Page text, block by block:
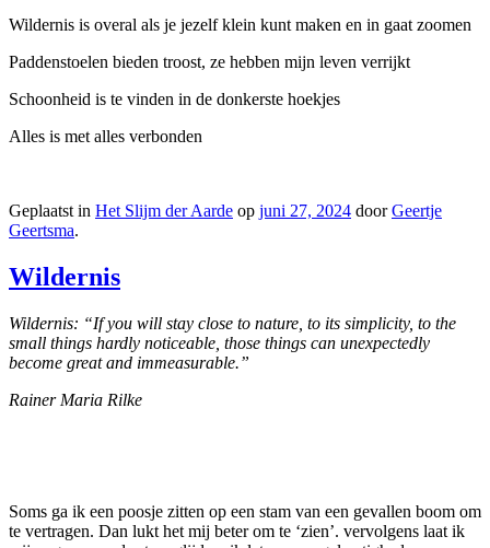
Wildernis is overal als je jezelf klein kunt maken en in gaat zoomen
Paddenstoelen bieden troost, ze hebben mijn leven verrijkt
Schoonheid is te vinden in de donkerste hoekjes
Alles is met alles verbonden
Geplaatst in Het Slijm der Aarde op juni 27, 2024 doorGeertje
Geertsma.
Wildernis
Wildernis: “If you will stay close to nature, to its simplicity, to the
small things hardly noticeable, those things can unexpectedly
become great and immeasurable.”
Rainer Maria Rilke
Soms ga ik een poosje zitten op een stam van een gevallen boom om
te vertragen. Dan lukt het mij beter om te ‘zien’. vervolgens laat ik